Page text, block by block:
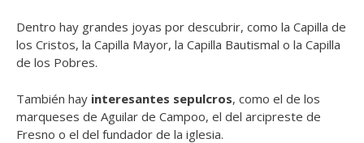
Dentro hay grandes joyas por descubrir, como la Capilla de
los Cristos, la Capilla Mayor, la Capilla Bautismal o la Capilla
de los Pobres.
También hay interesantes sepulcros, como el de los
marqueses de Aguilar de Campoo, el del arcipreste de
Fresno o el del fundador de la iglesia.